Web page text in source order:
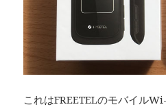
これはFREETELのモバイル